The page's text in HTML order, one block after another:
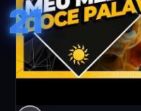
21